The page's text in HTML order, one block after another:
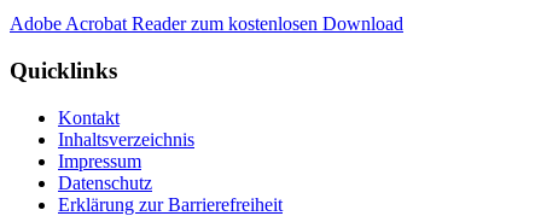
Adobe Acrobat Reader zum kostenlosen Download
Quicklinks
Kontakt
Inhaltsverzeichnis
Impressum
Datenschutz
Erklärung zur Barrierefreiheit